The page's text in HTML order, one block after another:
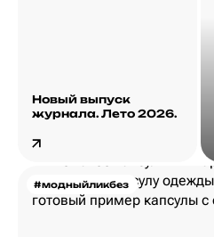
Новый выпуск
журнала. Лето 2026.
#модныйликбез